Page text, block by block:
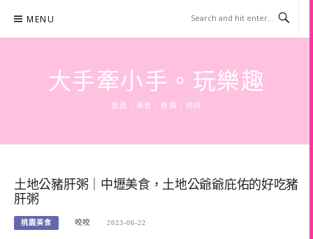
content
MENU
大手牽小手。玩樂趣
旅遊 | 美食 | 商攝 | 時尚
土地公豬肝粥｜中壢美食，土地公爺爺庇佑的好吃豬
肝粥
桃園美食 咬咬 2023-06-22